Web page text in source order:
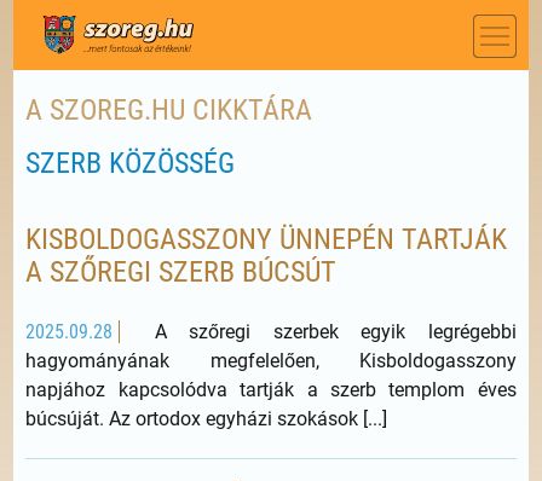
A SZOREG.HU CIKKTÁRA
SZERB KÖZÖSSÉG
KISBOLDOGASSZONY ÜNNEPÉN TARTJÁK
A SZŐREGI SZERB BÚCSÚT
2025.09.28
A szőregi szerbek egyik legrégebbi
hagyományának megfelelően, Kisboldogasszony
napjához kapcsolódva tartják a szerb templom éves
búcsúját. Az ortodox egyházi szokások [...]